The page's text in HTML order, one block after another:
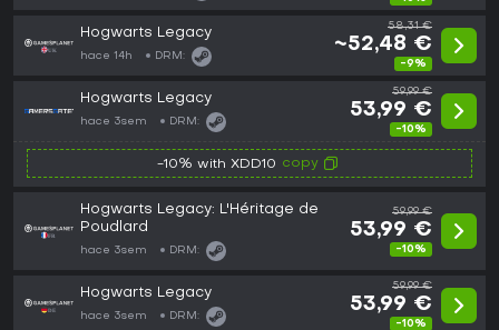
Hogwarts Legacy
hace 14h DRM:
58,31 €
~52,48 €
-9%
Hogwarts Legacy
hace 3sem DRM:
59,99 €
53,99 €
-10%
-10% with XDD10 copy
Hogwarts Legacy: L'Héritage de
Poudlard
hace 3sem DRM:
59,99 €
53,99 €
-10%
Hogwarts Legacy
hace 3sem DRM:
59,99 €
53,99 €
-10%